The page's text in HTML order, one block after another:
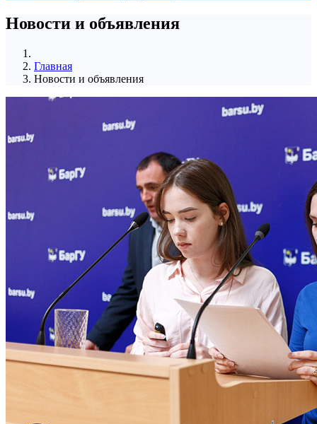
Новости и объявления
Главная
Новости и объявления